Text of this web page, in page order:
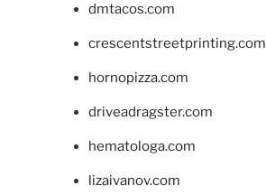
dmtacos.com
crescentstreetprinting.com
hornopizza.com
driveadragster.com
hematologa.com
lizaivanov.com